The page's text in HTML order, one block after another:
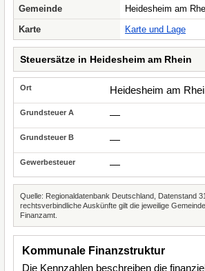
Gemeinde
Heidesheim am
Karte
Karte und Lage
Steuersätze in Heidesheim am Rhein
Heidesheim am
—
—
—
Quelle: Regionaldatenbank Deutschland, Datenstand
rechtsverbindliche Auskünfte gilt die jeweilige
Finanzamt.
Kommunale Finanzstruktur
Die Kennzahlen beschreiben die